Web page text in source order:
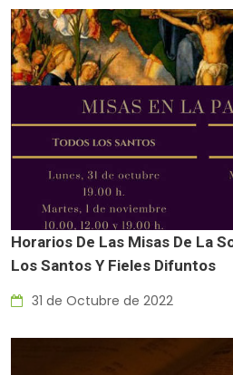
Horarios De Las Misas De La
Los Santos Y Fieles Difuntos
31 de Octubre de 2022